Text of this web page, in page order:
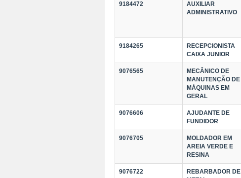
9184472
AUXILIAR
ADMINISTRATIVO
9184265
RECEPCIONISTA
CAIXA JUNIOR
9076565
MECÂNICO DE
MANUTENÇÃO DE
MÁQUINAS EM
GERAL
9076606
AJUDANTE DE
FUNDIDOR
9076705
MOLDADOR EM
AREIA VERDE E
RESINA
9076722
REBARBADOR DE